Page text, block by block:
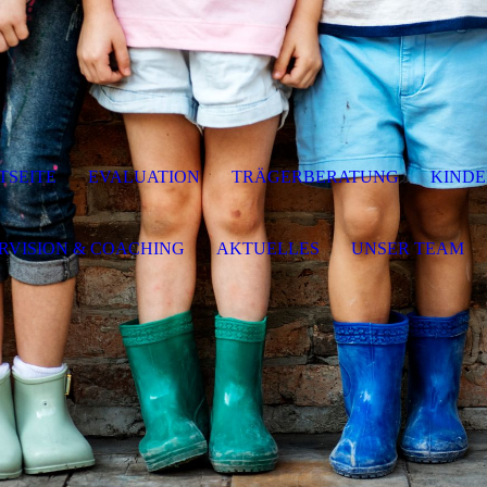
EVALUATION TRÄGERBERATUNG
& COACHING AKTUELLES UNSER TEAM